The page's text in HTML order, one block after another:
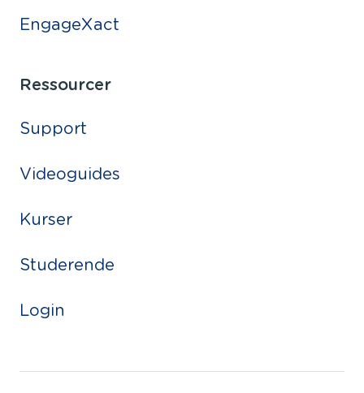
EngageXact
Ressourcer
Support
Videoguides
Kurser
Studerende
Login